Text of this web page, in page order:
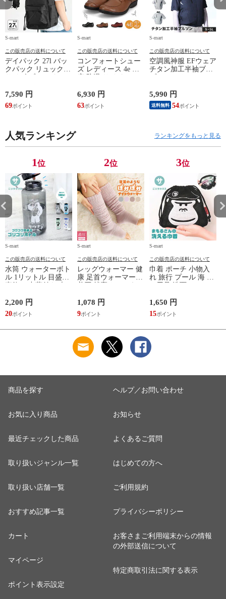
S-mart
この販売店の送料について
デイパック 27l バッ
クパック リュック
サイズ ブランド ロ
鞄 機内持ち込み 夏
スラッシャー
THRASHER r1929
7,590 円
69
S-mart
この販売店の送料について
コンフォートシュー
ズ レディース 4e 幅
広 防滑 サイドファ
シューズ 黒 トパー
ズ モア 靴 カジュア
ルシューズ 外反母趾
TOPAZ 1410
6,930 円
63
S-mart
この販売店の送料について
空調風神服 EFウェア
チタン加工半袖ブル
ゾン ベスト ファン
ジャケット 遮熱 作
業服 作業着 上着 ア
タックベース KF100
5,990 円
送料無料 54
人気ランキング ランキングをもっと見る
1位
S-mart
この販売店の送料について
水筒 ウォーターボト
ル 1リットル 目盛り
直飲み 中蓋付き 大
マイボトル 動物 ア
ニマル ゴリラ ごリ
ラックス ゴリゴリボ
2,200 円
20
2位
S-mart
この販売店の送料について
レッグウォーマー 健
康 足首ウォーマー
着圧 就寝 おしゃれ
ふんわり 足湯のよう
なぽかぽかナイトウ
ォーマー inf-26
1,078 円
9
3位
S-mart
この販売店の送料について
巾着 ポーチ 小物入
れ 旅行 プール 海 バ
ス用品 洗面セット
サウナ ごリラックス
まもるさんの洗える
巾着 ブラック 黒
1,650 円
15
商品を探す
お気に入り商品
最近チェックした商品
取り扱いジャンル一覧
取り扱い店舗一覧
おすすめ記事一覧
カート
マイページ
ポイント表示設定
ヘルプ／お問い合わせ
お知らせ
よくあるご質問
はじめての方へ
ご利用規約
プライバシーポリシー
お客さまご利用端末からの情報
の外部送信について
特定商取引法に関する表示